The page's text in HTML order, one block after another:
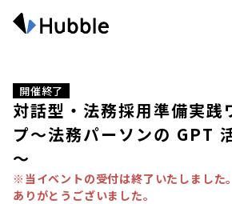
開催終了
対話型・法務採用準備実践
プ～法務パーソンの GPT
～
※当イベントの受付は終了いたしました
ありがとうございました。